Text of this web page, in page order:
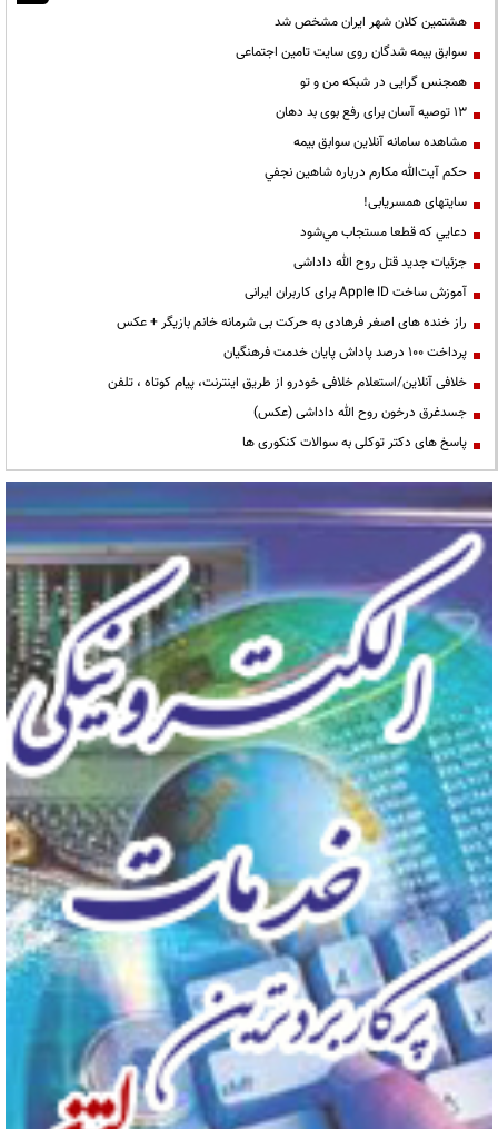
هشتمین کلان شهر ایران مشخص شد
سوابق بیمه شدگان روی سایت تامین اجتماعی
همجنس گرایی در شبکه من و تو
13 توصیه آسان برای رفع بوی بد دهان
مشاهده سامانه آنلاين سوابق بیمه
حكم آيت‌الله مكارم درباره شاهين نجفي
سایتهای همسریابی!
دعايي كه قطعا مستجاب مي‌شود
جزئیات جدید قتل روح الله داداشی
آموزش ساخت Apple ID برای کاربران ایرانی
راز خنده های اصغر فرهادی به حرکت بی شرمانه خانم بازیگر + عکس
پرداخت ۱۰۰ درصد پاداش پایان خدمت فرهنگیان
خلافی آنلاین/استعلام خلافی خودرو از طریق اینترنت، پیام کوتاه ، تلفن
جسدغرق درخون روح الله داداشی (عکس)
پاسخ های دکتر توکلی به سوالات کنکوری ها